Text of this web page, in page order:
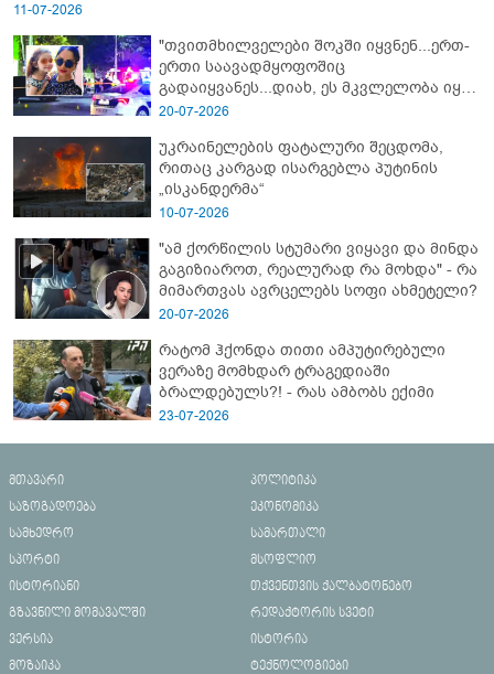
11-07-2026
"თვითმხილველები შოკში იყვნენ...ერთ-
ერთი საავადმყოფოშიც
გადაიყვანეს...დიახ, ეს მკვლელობა იყო"
- გორში დატრიალებული ტრაგედიის
20-07-2026
უკრაინელების ფატალური შეცდომა,
რითაც კარგად ისარგებლა პუტინის
„ისკანდერმა“
10-07-2026
"ამ ქორწილის სტუმარი ვიყავი და მინდა
გაგიზიაროთ, რეალურად რა მოხდა" - რა
მიმართვას ავრცელებს სოფი ახმეტელი?
20-07-2026
რატომ ჰქონდა თითი ამპუტირებული
ვერაზე მომხდარ ტრაგედიაში
ბრალდებულს?! - რას ამბობს ექიმი
23-07-2026
მთავარი
პოლიტიკა
საზოგადოება
ეკონომიკა
სამხედრო
სამართალი
სპორტი
მსოფლიო
ისტორიანი
თქვენთვის ქალბატონებო
გზავნილი მომავალში
რედაქტორის სვეტი
ვერსია
ისტორია
მოზაიკა
ტექნოლოგიები